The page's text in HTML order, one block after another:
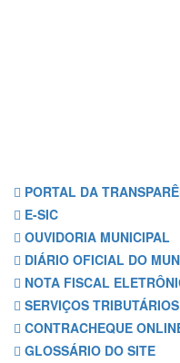
PORTAL DA
E-SIC
OUVIDORIA MUNICIPAL
DIÁRIO OFICIAL DO
NOTA FISCAL
SERVIÇOS TRIBUTÁRIOS
CONTRACHEQUE
GLOSSÁRIO DO SITE